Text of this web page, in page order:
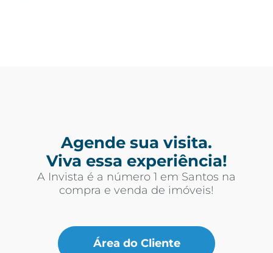
Agende sua visita.
Viva essa experiência!
A Invista é a número 1 em Santos na
compra e venda de imóveis!
Área do Cliente